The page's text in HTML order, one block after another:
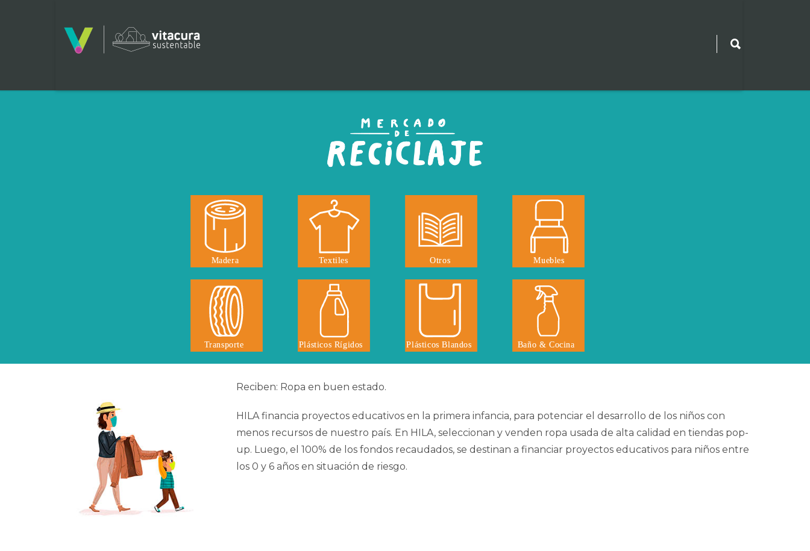
Reciben: Ropa en buen estado.
HILA financia proyectos educativos en la primera infancia, para potenciar el desarrollo de los niños con
menos recursos de nuestro país. En HILA, seleccionan y venden ropa usada de alta calidad en tiendas pop-
up. Luego, el 100% de los fondos recaudados, se destinan a financiar proyectos educativos para niños entre
los 0 y 6 años en situación de riesgo.